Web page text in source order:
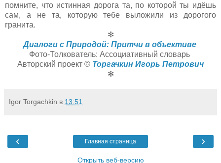
помните, что истинная дорога та, по которой ты идёшь
сам, а не та, которую тебе выложили из дорогого
гранита.
✻
Диалоги с Природой: Притчи в объективе
Фото-Толкователь: Ассоциативный словарь
Авторский проект © Торгачкин Игорь Петрович
✻
Igor Torgachkin в 13:51
‹ ›
Главная страница
Открыть веб-версию